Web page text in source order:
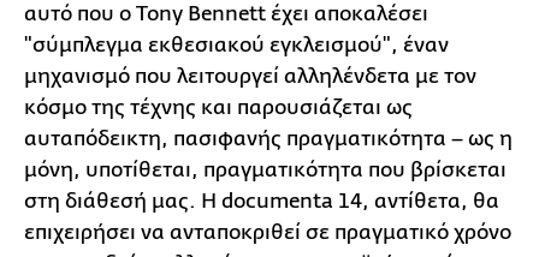
αυτό που ο Tony Bennett έχει αποκαλέσει
"σύμπλεγμα εκθεσιακού εγκλεισμού", έναν
μηχανισμό που λειτουργεί αλληλένδετα με τον
κόσμο της τέχνης και παρουσιάζεται ως
αυταπόδεικτη, πασιφανής πραγματικότητα – ως η
μόνη, υποτίθεται, πραγματικότητα που βρίσκεται
στη διάθεσή μας. Η documenta 14, αντίθετα, θα
επιχειρήσει να ανταποκριθεί σε πραγματικό χρόνο